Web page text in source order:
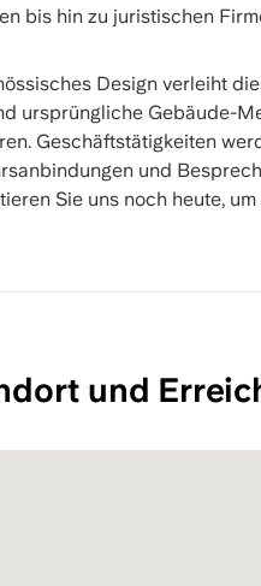
bis hin zu juristischen
Design verleiht
ursprüngliche Gebäude-
Geschäftstätigkeiten
und
Sie uns noch heute,
und